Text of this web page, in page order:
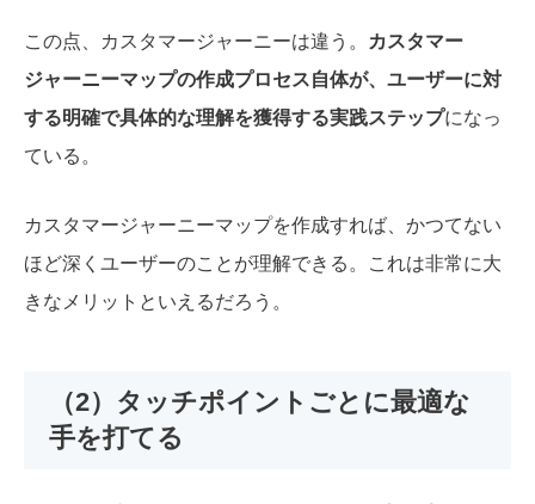
この点、カスタマージャーニーは違う。
カスタマー
ジャーニーマップの作成プロセス自体が、ユーザーに対
する明確で具体的な理解を獲得する実践ステップになっ
ている。
カスタマージャーニーマップを作成すれば、かつてない
ほど深くユーザーのことが理解できる。これは非常に大
きなメリットといえるだろう。
（2）タッチポイントごとに最適な
手を打てる